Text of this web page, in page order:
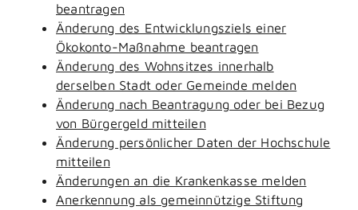
beantragen
Änderung des Entwicklungsziels einer
Ökokonto-Maßnahme beantragen
Änderung des Wohnsitzes innerhalb
derselben Stadt oder Gemeinde melden
Änderung nach Beantragung oder bei Bezug
von Bürgergeld mitteilen
Änderung persönlicher Daten der Hochschule
mitteilen
Änderungen an die Krankenkasse melden
Anerkennung als gemeinnützige Stiftung